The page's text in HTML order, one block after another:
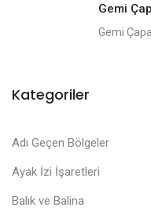
Gemi
Gemi
Kategoriler
Adı Geçen Bölgeler
Ayak İzi İşaretleri
Balık ve Balina